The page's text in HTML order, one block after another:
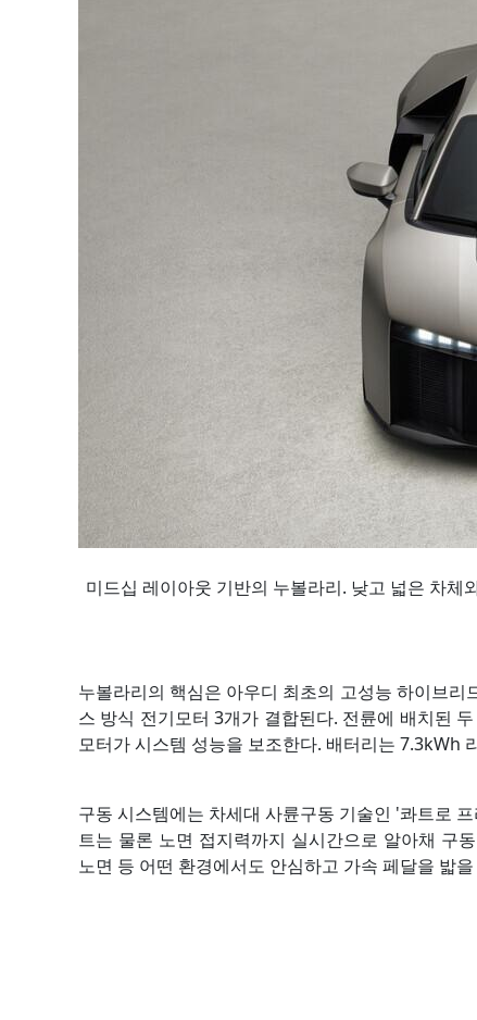
미드십 레이아웃 기반의 누볼라리. 낮고 넓은 차
누볼라리의 핵심은 아우디 최초의 고성능 하이브
스 방식 전기모터 3개가 결합된다. 전륜에 배치된
모터가 시스템 성능을 보조한다. 배터리는 7.3kWh
구동 시스템에는 차세대 사륜구동 기술인 '콰트로
트는 물론 노면 접지력까지 실시간으로 알아채 구
노면 등 어떤 환경에서도 안심하고 가속 페달을 밟